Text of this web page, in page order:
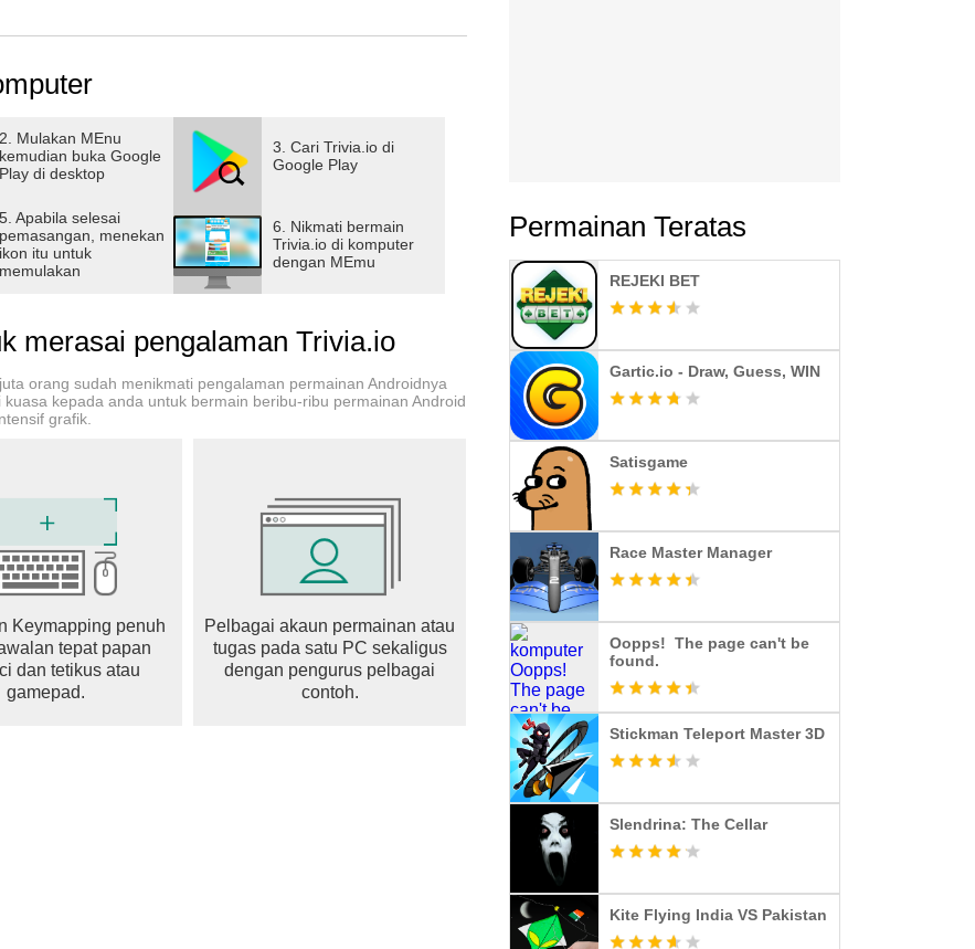
2. Mulakan MEnu
kemudian buka Google
Play di desktop
3. Cari Trivia.io di
Google Play
5. Apabila selesai
pemasangan, menekan
ikon itu untuk
memulakan
6. Nikmati bermain
Trivia.io di komputer
dengan MEmu
merasai pengalaman Trivia.io
orang sudah menikmati pengalaman permainan Androidnya
kepada anda untuk bermain beribu-ribu permainan Android
grafik.
Keymapping penuh
tepat papan
dan tetikus atau
gamepad.
Pelbagai akaun permainan atau
tugas pada satu PC sekaligus
dengan pengurus pelbagai
contoh.
Permainan Teratas
REJEKI BET
Gartic.io - Draw, Guess, WIN
Satisgame
Race Master Manager
Oopps! The page can't be
found.
Stickman Teleport Master 3D
Slendrina: The Cellar
Kite Flying India VS Pakistan